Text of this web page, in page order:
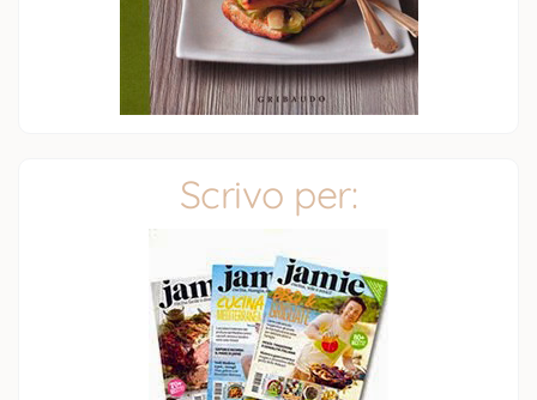
Scrivo per: